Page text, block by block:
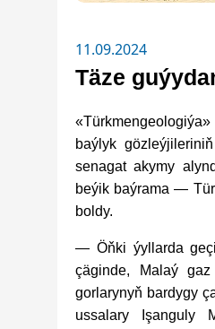
11.09.2024
Täze
baýlyk
senagat akymy
beýik baýrama —
boldy.
— Öňki ýyllarda
çäginde, Malaý
gorlarynyň bardygy
ussalary Işanguly